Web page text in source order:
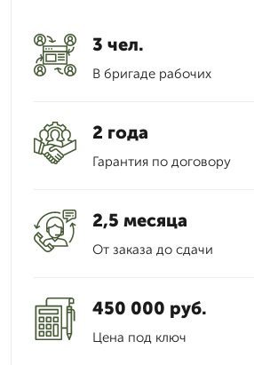
3 чел.
В бригаде рабочих
2 года
Гарантия по договору
2,5 месяца
От заказа до сдачи
450 000 руб.
Цена под ключ